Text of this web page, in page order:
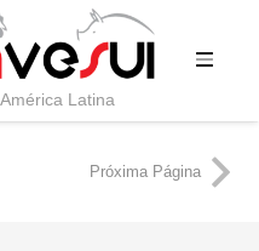
América Latina
Próxima Página